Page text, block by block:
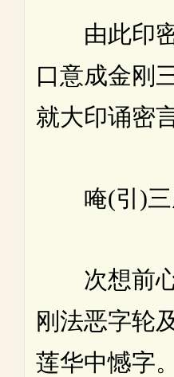
由此印密
口意成金刚
就大印诵密
唵(引)三
次想前心
刚法恶字轮
莲华中憾字